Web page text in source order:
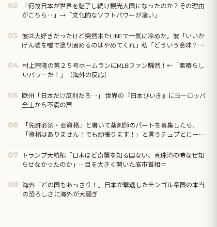
02
「何故日本が世界を魅了し続け観光大国になったのか？その理由
がこちら‥」→「文化的なソフトパワーが凄い」
03 彼は大好きだったけど突然来たLINEで一気に冷めた。彼「いいか
げん嘘を嘘で塗り固めるのはやめてくれ」私「どういう意味？」
04 村上宗隆の第２５号ホームランにMLBファン騒然！←「素晴らし
いパワーだ！」（海外の反応）
05 欧州「日本だけ反則だろ…」 世界の『日本びいき』にヨーロッパ
全土から不満の声
06
「免許必須・要資格」と書いて薬剤師のパートを募集したら、
「資格はありません！でも頑張ります！」と言うチュプとじーさ
07
トランプ大統領「日本ほど奇襲を知る国ない、真珠湾の時なぜ知
らせなかったのか」…目を大きく開いた高市首相＝
08 海外「どの国もあっさり！」日本が撃退したモンゴル帝国の本当
の恐ろしさに海外が大騒ぎ